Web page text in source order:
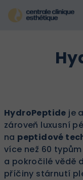
na
obsah
HydroPeptide je
zároveň luxusní
na peptidové
více než 60
a pokročilé vědě
příčiny stárnutí